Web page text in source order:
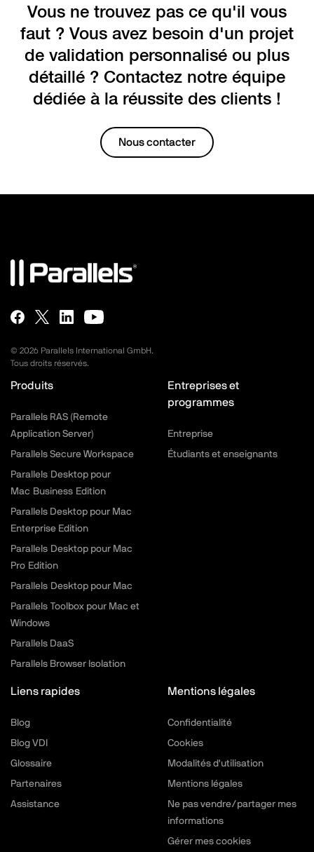
Vous ne trouvez pas ce qu'il vous
faut ? Vous avez besoin d'un projet
de validation personnalisé ou plus
détaillé ? Contactez notre équipe
dédiée à la réussite des clients !
Nous contacter
© 2026 Parallels International GmbH.
Tous droits réservés.
Produits
Parallels RAS (Remote
Application Server)
Parallels Secure Workspace
Parallels Desktop pour
Mac Business Edition
Parallels Desktop pour Mac
Enterprise Edition
Parallels Desktop pour Mac
Pro Edition
Parallels Desktop pour Mac
Parallels Toolbox pour Mac et
Windows
Parallels DaaS
Parallels Browser Isolation
Entreprises et
programmes
Entreprise
Étudiants et enseignants
Liens rapides
Blog
Blog VDI
Glossaire
Partenaires
Assistance
Mentions légales
Confidentialité
Cookies
Modalités d'utilisation
Mentions légales
Ne pas vendre/partager mes
informations
Gérer mes cookies